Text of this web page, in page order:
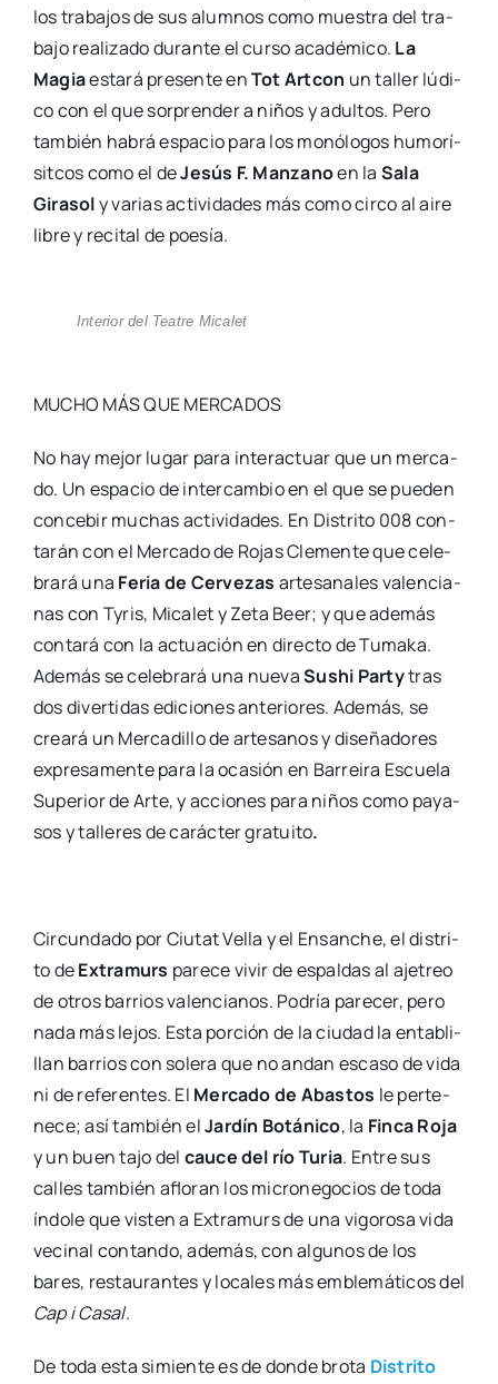
los tra­ba­jos de sus alum­nos como mues­tra del tra­
ba­jo rea­li­za­do duran­te el cur­so aca­dé­mi­co. La
Magiaesta­rá pre­sen­te enTot Art­con un taller lúdi­
co con el que sor­pren­der a niños y adul­tos. Pero
tam­bién habrá espa­cio para los monó­lo­gos humo­rí­
sit­cos como el deJesús F. Man­zanoen la Sala
Gira­soly varias acti­vi­da­des más como cir­co al aire
libre y reci­tal de poe­sía.
Inte­rior del Tea­tre Mica­let
MUCHO MÁS QUE MERCADOS
No hay mejor lugar para inter­ac­tuar que un mer­ca­
do. Un espa­cio de inter­cam­bio en el que se pue­den
con­ce­bir muchas acti­vi­da­des. En Dis­tri­to 008 con­
ta­rán con el Mer­ca­do de Rojas Cle­men­te que cele­
bra­rá una Feria de Cer­ve­zas arte­sa­na­les valen­cia­
nas con Tyris, Mica­let y Zeta Beer; y que ade­más
con­ta­rá con la actua­ción en direc­to de Tuma­ka.
Ade­más se cele­bra­rá una nue­vaSushi Partytras
dos diver­ti­das edi­cio­nes ante­rio­res. Ade­más, se
crea­rá un Mer­ca­di­llo de arte­sa­nos y dise­ña­do­res
expre­sa­men­te para la oca­sión en Barrei­ra Escue­la
Supe­rior de Arte, y accio­nes para niños como paya­
sos y talle­res de carác­ter gra­tui­to.
Cir­cun­da­do por Ciu­tat Vella y el Ensan­che, el dis­tri­
to deExtra­murs pare­ce vivir de espal­das al aje­treo
de otros barrios valen­cia­nos. Podría pare­cer, pero
nada más lejos. Esta por­ción de la ciu­dad la enta­bli­
llan barrios con sole­ra que no andan esca­so de vida
ni de refe­ren­tes. El Mer­ca­do de Abas­tos le per­te­
ne­ce; así tam­bién elJar­dín Botá­ni­co, la Fin­ca Roja
y un buen tajo del cau­ce del río Turia. Entre sus
calles tam­bién aflo­ran los micro­ne­go­cios de toda
índo­le que vis­ten a Extra­murs de una vigo­ro­sa vida
veci­nal con­tan­do, ade­más, con algu­nos de los
bares, res­tau­ran­tes y loca­les más emble­má­ti­cos del
Cap i Casal.
De toda esta simien­te es de don­de bro­ta Dis­tri­to